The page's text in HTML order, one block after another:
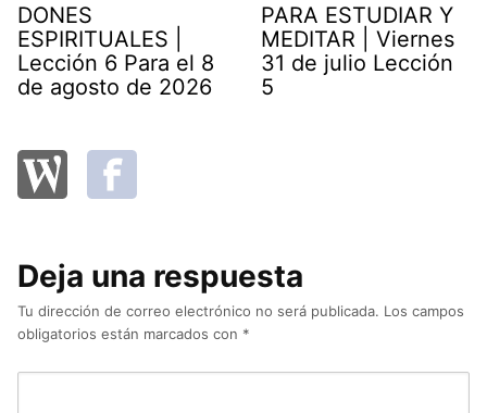
DONES
ESPIRITUALES |
Lección 6 Para el 8
de agosto de 2026
PARA ESTUDIAR Y
MEDITAR | Viernes
31 de julio Lección
5
Deja una respuesta
Tu dirección de correo electrónico no será publicada. Los campos
obligatorios están marcados con *